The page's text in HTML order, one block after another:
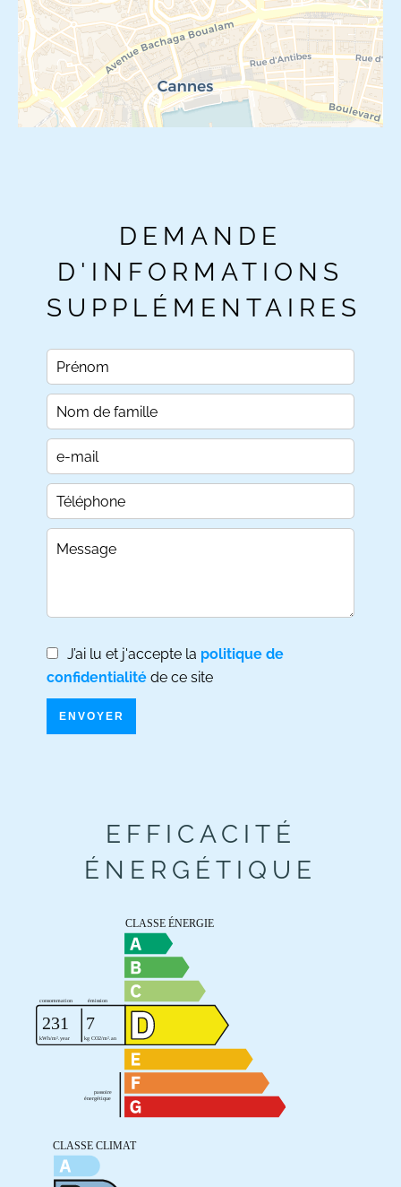
DEMANDE
D'INFORMATIONS
SUPPLÉMENTAIRES
J’ai lu et j'accepte la politique de
confidentialité de ce site
ENVOYER
EFFICACITÉ
ÉNERGÉTIQUE